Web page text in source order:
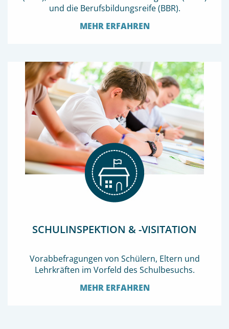
und die Berufsbildungsreife (BBR).
MEHR ERFAHREN
SCHULINSPEKTION & -VISITATION
Vorabbefragungen von Schülern, Eltern und
Lehrkräften im Vorfeld des Schulbesuchs.
MEHR ERFAHREN